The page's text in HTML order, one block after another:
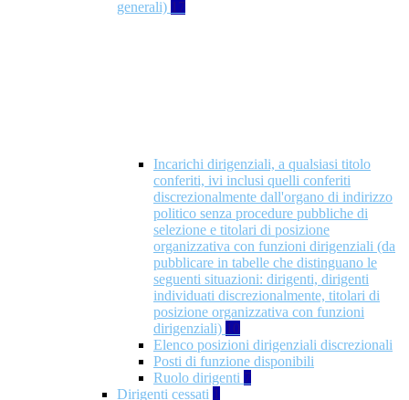
generali) 17
Incarichi dirigenziali, a qualsiasi titolo
conferiti, ivi inclusi quelli conferiti
discrezionalmente dall'organo di indirizzo
politico senza procedure pubbliche di
selezione e titolari di posizione
organizzativa con funzioni dirigenziali (da
pubblicare in tabelle che distinguano le
seguenti situazioni: dirigenti, dirigenti
individuati discrezionalmente, titolari di
posizione organizzativa con funzioni
dirigenziali) 10
Elenco posizioni dirigenziali discrezionali
Posti di funzione disponibili
Ruolo dirigenti 7
Dirigenti cessati 1